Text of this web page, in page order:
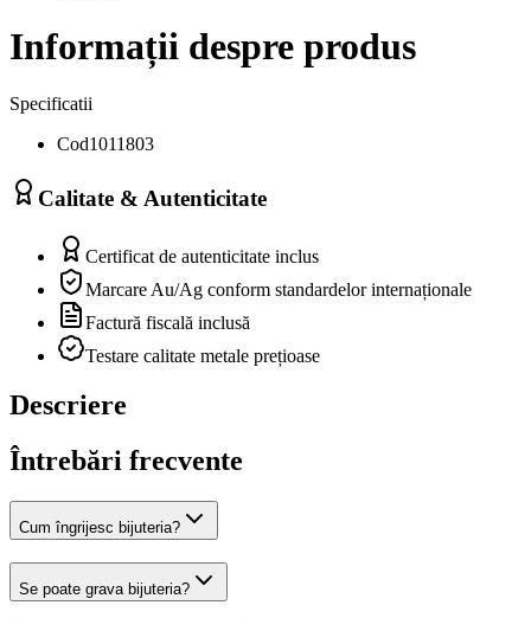
Informații despre produs
Specificatii
Cod1011803
Calitate & Autenticitate
Certificat de autenticitate inclus
Marcare Au/Ag conform standardelor internaționale
Factură fiscală inclusă
Testare calitate metale prețioase
Descriere
Întrebări frecvente
Cum îngrijesc bijuteria?
Se poate grava bijuteria?